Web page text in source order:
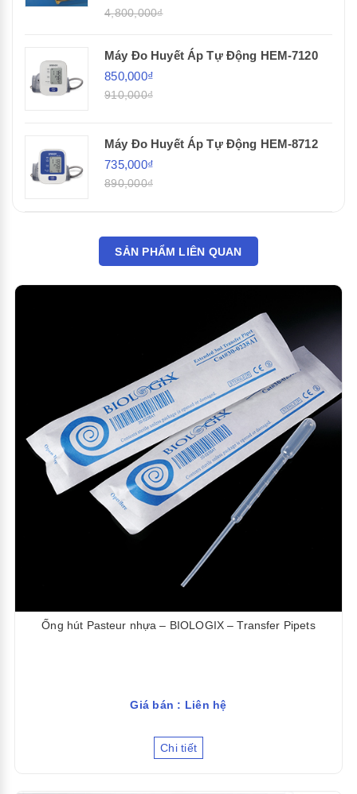
4,800,000₫
Máy Đo Huyết Áp Tự Động HEM-7120
850,000₫
910,000₫
Máy Đo Huyết Áp Tự Động HEM-8712
735,000₫
890,000₫
SẢN PHẨM LIÊN QUAN
Ống hút Pasteur nhựa – BIOLOGIX – Transfer Pipets
Giá bán : Liên hệ
Chi tiết